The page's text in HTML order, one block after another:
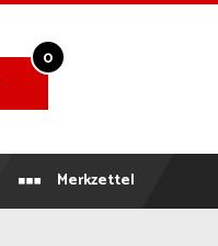
0
Merkzettel